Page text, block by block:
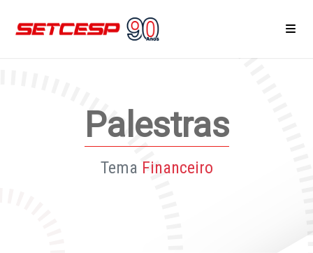
Área do Associado
Notícias
Palestras
Tema Financeiro